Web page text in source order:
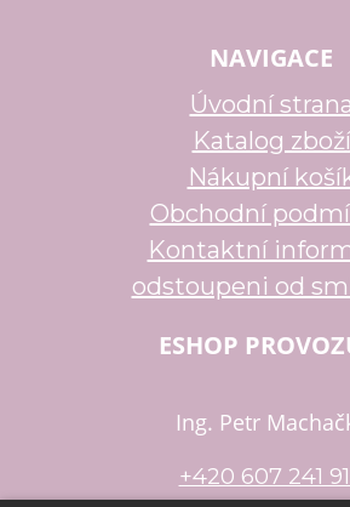
NAVIGACE
Úvodní strana
Katalog zboží
Nákupní
Obchodní
Kontaktní
odstoupeni od
ESHOP
Ing. Petr
+420 607 241